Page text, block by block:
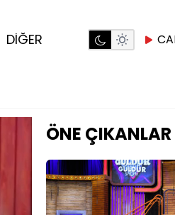
DİĞER
ÖNE ÇIKANLAR